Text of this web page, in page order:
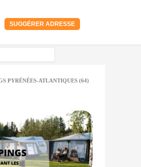
SUGGÉRER ADRESSE
PYRÉNÉES-ATLANTIQUES (64)